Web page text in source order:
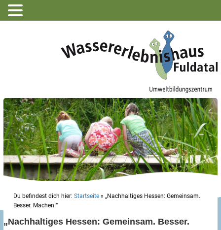
Du befindest dich hier: Startseite » „Nachhaltiges Hessen: Gemeinsam.
Besser. Machen!“
„Nachhaltiges Hessen: Gemeinsam. Besser.